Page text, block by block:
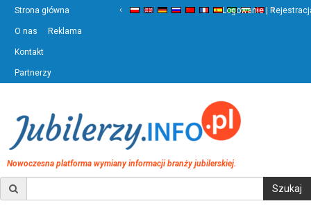
Strona główna
O nas Reklama
Kontakt
Partnerzy
‹ ›
Logowanie |
Nowoczesna platforma wymiany informacji branży jubilerskiej.